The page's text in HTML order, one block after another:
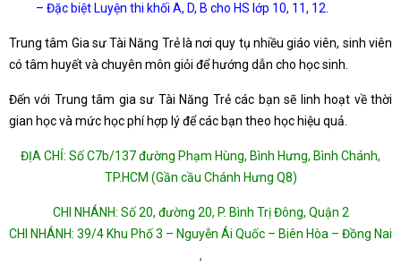
– Đặc biệt Luyện thi khối A, D, B cho HS lớp 10, 11, 12.
Trung tâm Gia sư Tài Năng Trẻ là nơi quy tụ nhiều giáo viên, sinh viên
có tâm huyết và chuyên môn giỏi để hướng dẫn cho học sinh.
Đến với Trung tâm gia sư Tài Năng Trẻ các bạn sẽ linh hoạt về thời
gian học và mức học phí hợp lý để các bạn theo học hiệu quả.
ĐỊA CHỈ: Số C7b/137 đường Phạm Hùng, Bình Hưng, Bình Chánh,
TP.HCM (Gần cầu Chánh Hưng Q8)
CHI NHÁNH: Số 20, đường 20, P. Bình Trị Đông, Quận 2
CHI NHÁNH: 39/4 Khu Phố 3 – Nguyễn Ái Quốc – Biên Hòa – Đồng Nai
,